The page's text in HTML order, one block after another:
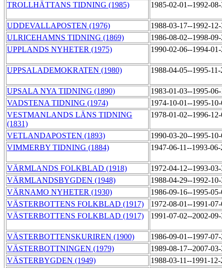
TROLLHÄTTANS TIDNING (1985)
1985-02-01--1992-
UDDEVALLAPOSTEN (1976)
1988-03-17--1992-
ULRICEHAMNS TIDNING (1869)
1986-08-02--1998-
UPPLANDS NYHETER (1975)
1990-02-06--1994-
UPPSALADEMOKRATEN (1980) 1988-04-05--1995-
UPSALA NYA TIDNING (1890)
1983-01-03--1995-
VADSTENA TIDNING (1974)
1974-10-01--1995-
VESTMANLANDS LÄNS TIDNING
(1831)
1978-01-02--1996-
VETLANDAPOSTEN (1893)
1990-03-20--1995-
VIMMERBY TIDNING (1884)
1947-06-11--1993-
VÄRMLANDS FOLKBLAD (1918)
1972-04-12--1993-
VÄRMLANDSBYGDEN (1948)
1988-04-29--1992-
VÄRNAMO NYHETER (1930)
1986-09-16--1995-
VÄSTERBOTTENS FOLKBLAD (1917)
1972-08-01--1991-
VÄSTERBOTTENS FOLKBLAD (1917)
1991-07-02--2002-
VÄSTERBOTTENSKURIREN (1900)
1986-09-01--1997-
VÄSTERBOTTNINGEN (1979)
1989-08-17--2007-
VÄSTERBYGDEN (1949)
1988-03-11--1991-